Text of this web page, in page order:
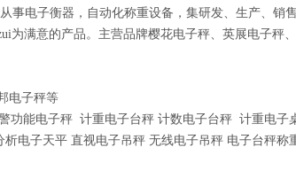
事电子衡器，自动化称重设备，集研发、生产、销
为满意的产品。主营品牌樱花电子秤、英展电子秤
电子秤等
功能电子秤 计重电子台秤 计数电子台秤 计重电子
电子天平 直视电子吊秤 无线电子吊秤 电子台秤称